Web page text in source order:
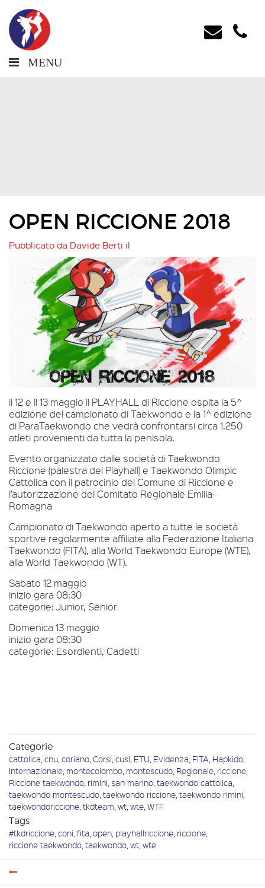
MENU
OPEN RICCIONE 2018
Pubblicato da Davide Berti il
il 12 e il 13 maggio il PLAYHALL di Riccione ospita la 5^
edizione del campionato di Taekwondo e la 1^ edizione
di ParaTaekwondo che vedrà confrontarsi circa 1.250
atleti provenienti da tutta la penisola.
Evento organizzato dalle società di Taekwondo
Riccione (palestra del Playhall) e Taekwondo Olimpic
Cattolica con il patrocinio del Comune di Riccione e
l’autorizzazione del Comitato Regionale Emilia-
Romagna
Campionato di Taekwondo aperto a tutte le società
sportive regolarmente affiliate alla Federazione Italiana
Taekwondo (FITA), alla World Taekwondo Europe (WTE),
alla World Taekwondo (WT).
Sabato 12 maggio
inizio gara 08:30
categorie: Junior, Senior
Domenica 13 maggio
inizio gara 08:30
categorie: Esordienti, Cadetti
Categorie
cattolica cnu coriano Corsi cusi ETU Evidenza FITA Hapkido
internazionale montecolombo montescudo Regionale riccione
Riccione taekwondo rimini san marino taekwondo cattolica
taekwondo montescudo taekwondo riccione taekwondo rimini
taekwondoriccione tkdteam wt wte WTF
Tags
#tkdriccione coni fita open playhallriccione riccione
riccione taekwondo taekwondo wt wte